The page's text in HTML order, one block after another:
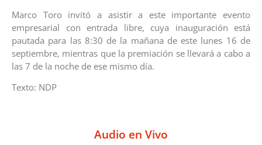
Marco Toro invitó a asistir a este importante evento
empresarial con entrada libre, cuya inauguración está
pautada para las 8:30 de la mañana de este lunes 16 de
septiembre, mientras que la premiación se llevará a cabo a
las 7 de la noche de ese mismo día.
Texto: NDP
Audio en Vivo